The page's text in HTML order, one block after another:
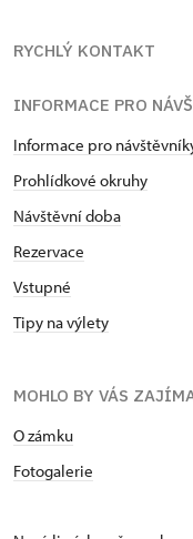
RYCHLÝ KONTAKT
INFORMACE PRO
Informace pro
Prohlídkové okruhy
Návštěvní doba
Rezervace
Vstupné
Tipy na výlety
MOHLO BY VÁS
O zámku
Fotogalerie